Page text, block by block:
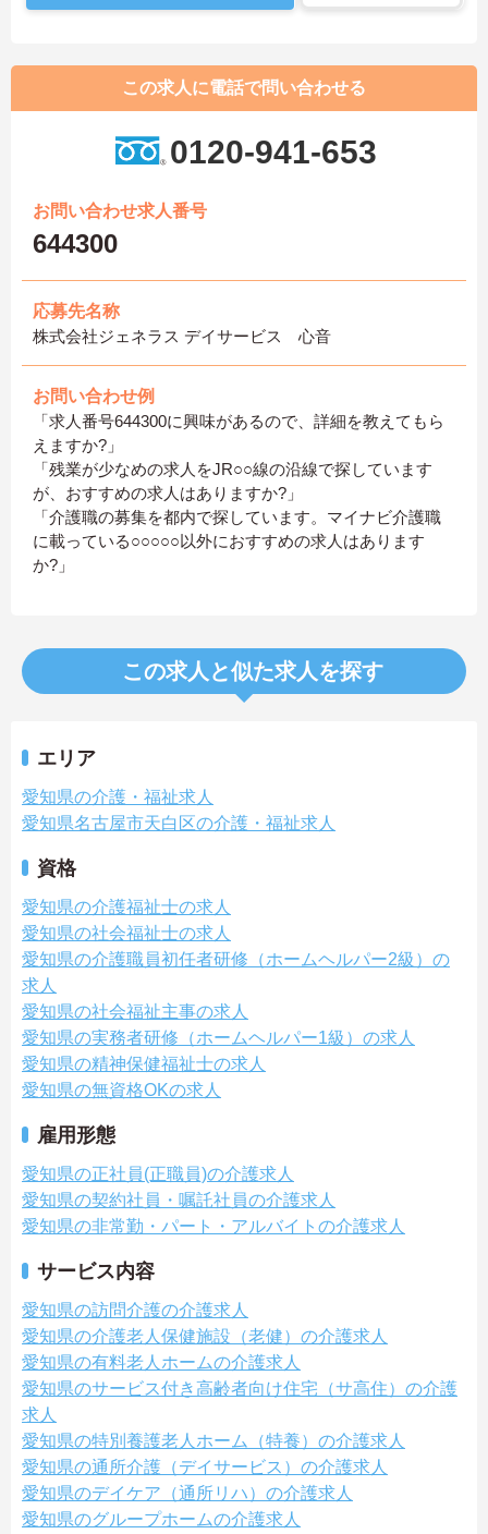
この求人に電話で問い合わせる
0120-941-653
お問い合わせ求人番号
644300
応募先名称
株式会社ジェネラス デイサービス 心音
お問い合わせ例
「求人番号644300に興味があるので、詳細を教えてもら
えますか?」
「残業が少なめの求人をJR○○線の沿線で探しています
が、おすすめの求人はありますか?」
「介護職の募集を都内で探しています。マイナビ介護職
に載っている○○○○○以外におすすめの求人はあります
か?」
この求人と似た求人を探す
エリア
愛知県の介護・福祉求人
愛知県名古屋市天白区の介護・福祉求人
資格
愛知県の介護福祉士の求人
愛知県の社会福祉士の求人
愛知県の介護職員初任者研修（ホームヘルパー2級）の
求人
愛知県の社会福祉主事の求人
愛知県の実務者研修（ホームヘルパー1級）の求人
愛知県の精神保健福祉士の求人
愛知県の無資格OKの求人
雇用形態
愛知県の正社員(正職員)の介護求人
愛知県の契約社員・嘱託社員の介護求人
愛知県の非常勤・パート・アルバイトの介護求人
サービス内容
愛知県の訪問介護の介護求人
愛知県の介護老人保健施設（老健）の介護求人
愛知県の有料老人ホームの介護求人
愛知県のサービス付き高齢者向け住宅（サ高住）の介護
求人
愛知県の特別養護老人ホーム（特養）の介護求人
愛知県の通所介護（デイサービス）の介護求人
愛知県のデイケア（通所リハ）の介護求人
愛知県のグループホームの介護求人